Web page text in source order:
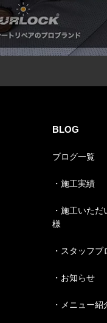
BLOG
ブログ一覧
・施工実績
・施工いただ
様
・スタッフブ
・お知らせ
・メニュー紹